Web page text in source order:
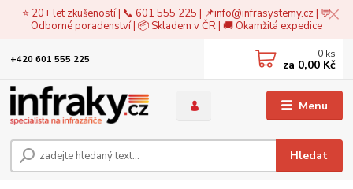
⭐ 20+ let zkušeností | 📞 601 555 225 | 📌info@infrasystemy.cz| 💬
Odborné poradenství | 📦 Skladem v ČR | 🚚 Okamžitá expedice
Menu
Hledat
+420 601 555 225 0 ks
za 0,00 Kč